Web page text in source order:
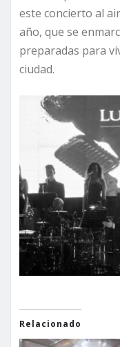
este concierto al
año, que se
preparadas para
ciudad.
Relacionado